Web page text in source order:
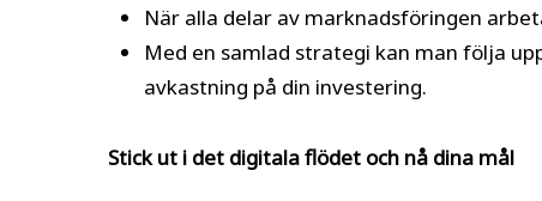
När alla delar av marknadsföringen
Med en samlad strategi kan man följa
avkastning på din investering.
Stick ut i det digitala flödet och nå dina mål